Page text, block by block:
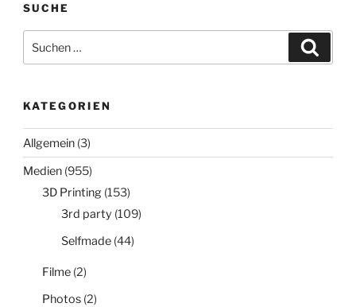
SUCHE
nach:
KATEGORIEN
Allgemein(3)
Medien(955)
3D Printing(153)
3rd party (109)
Selfmade(44)
Filme(2)
Photos(2)